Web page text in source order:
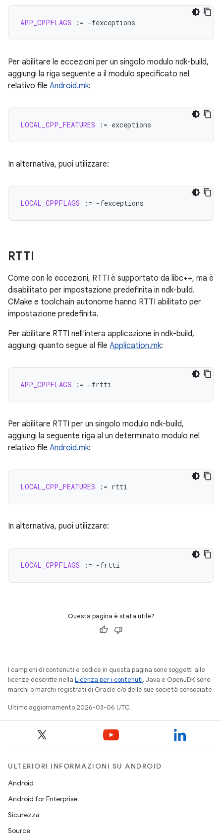
APP_CPPFLAGS :=
Per abilitare le eccezioni per un singolo modulo ndk-build,
aggiungi la riga seguente a il modulo specificato nel
relativo file Android.mk:
LOCAL_CPP_FEATURES :=
In alternativa, puoi utilizzare:
LOCAL_CPPFLAGS :=
RTTI
Come con le eccezioni, RTTI è supportato da libc++, ma è
disabilitato per impostazione predefinita in ndk-build.
CMake e toolchain autonome hanno RTTI abilitato per
impostazione predefinita.
Per abilitare RTTI nell'intera applicazione in ndk-build,
aggiungi quanto segue al file Application.mk:
APP_CPPFLAGS :=
Per abilitare RTTI per un singolo modulo ndk-build,
aggiungi la seguente riga al un determinato modulo nel
relativo file Android.mk:
LOCAL_CPP_FEATURES :=
In alternativa, puoi utilizzare:
LOCAL_CPPFLAGS :=
Questa pagina è stata utile?
I campioni di contenuti e codice in questa pagina sono soggetti alle
licenze descritte nella Licenza per i contenuti. Java e OpenJDK sono
marchi o marchi registrati di Oracle e/o delle sue società consociate.
Ultimo aggiornamento 2026-03-06 UTC.
ULTERIORI INFORMAZIONI SU ANDROID
Android
Android for Enterprise
Sicurezza
Source